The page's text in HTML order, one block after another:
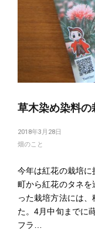
草木染め染料
2018年3月28日
畑のこと
今年は紅花の栽培
町から紅花のタネを
った栽培方法には
た。4月中旬までに
フラ…